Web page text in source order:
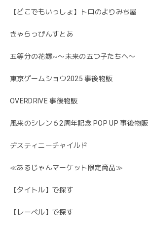
【どこでもいっしょ】トロのよりみち屋
きゃらっぴんすとあ
五等分の花嫁∽〜未来の五つ子たちへ〜
東京ゲームショウ2025 事後物販
OVERDRIVE 事後物販
風来のシレン６2周年記念 POP UP 事後物販
デスティニーチャイルド
≪あるじゃんマーケット限定商品≫
【タイトル】で探す
【レーベル】で探す